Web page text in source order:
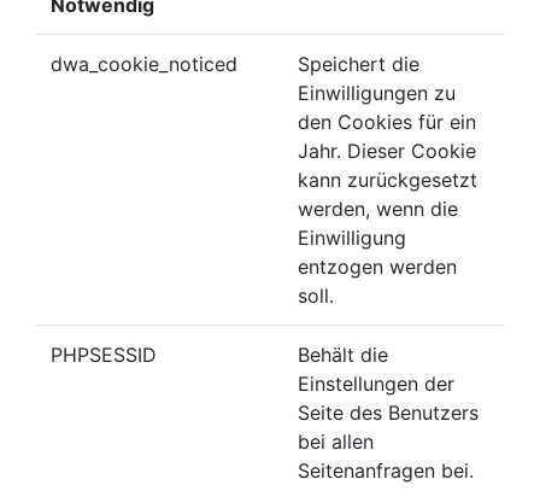
dwa_cookie_noticed
Speichert die
Einwilligungen zu
den Cookies für ein
Jahr. Dieser Cookie
kann zurückgesetzt
werden, wenn die
Einwilligung
entzogen werden
soll.
PHPSESSID
Behält die
Einstellungen der
Seite des Benutzers
bei allen
Seitenanfragen bei.